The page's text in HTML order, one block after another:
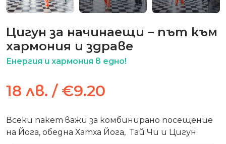
Цигун за начинаещи – път към
хармония и здраве
Енергия и хармония в едно!
18 лв. / €9.20
Всеки пакет важи за комбинирано посещение
на Йога, обедна Хатха Йога, Тай Чи и Цигун.